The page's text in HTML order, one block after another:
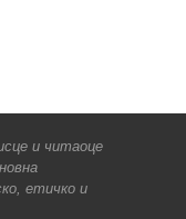
и читаоце
етичко и